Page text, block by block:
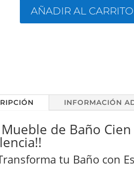
AÑADIR AL CARRITO
INFORMACIÓN
de Baño
tu Baño con